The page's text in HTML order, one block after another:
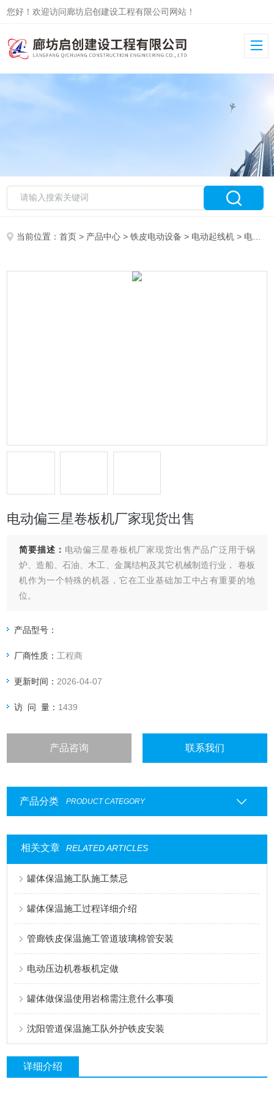
您好！欢迎访问廊坊启创建设工程有限公司网站！
当前位置：首页 > 产品中心 >铁皮电动设备 > 电动起线机 > 电动偏三星卷板机厂家现货出售
电动偏三星卷板机厂家现货出售
简要描述： 电动偏三星卷板机厂家现货出售产品广泛用于锅
炉、造船、石油、木工、金属结构及其它机械制造行业， 卷板
机作为一个特殊的机器，它在工业基础加工中占有重要的地
位。
产品型号：
厂商性质： 工程商
更新时间： 2026-04-07
访 问 量： 1439
产品咨询 联系我们
产品分类 PRODUCT CATEGORY
相关文章 RELATED ARTICLES
罐体保温施工队施工禁忌
罐体保温施工过程详细介绍
管廊铁皮保温施工管道玻璃棉管安装
电动压边机卷板机定做
罐体做保温使用岩棉需注意什么事项
沈阳管道保温施工队外护铁皮安装
详细介绍